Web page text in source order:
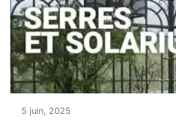
5 juin, 2025